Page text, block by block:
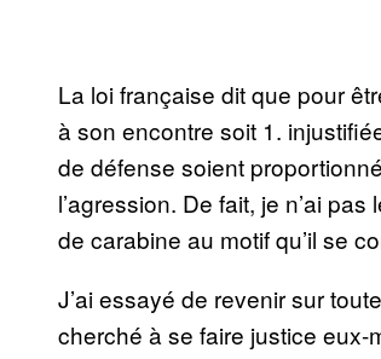
La loi française dit que pour
à son encontre soit 1.
de défense soient
l’agression. De fait, je n’ai
de carabine au motif qu’il se
J’ai essayé de revenir sur
cherché à se faire justice eux-